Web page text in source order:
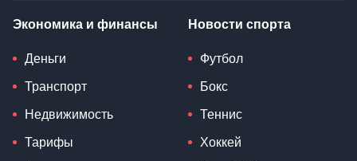
Экономика и финансы
Деньги
Транспорт
Недвижимость
Тарифы
Новости спорта
Футбол
Бокс
Теннис
Хоккей